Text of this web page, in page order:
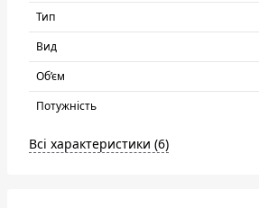
Тип
Вид
Об’єм
Потужність
Всі характеристики (6)